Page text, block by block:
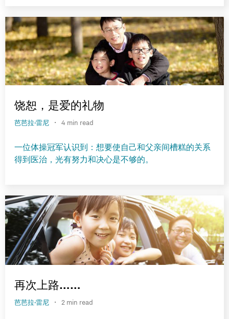
饶恕，是爱的礼物
芭芭拉·雷尼 · 4 min read
一位体操冠军认识到：想要使自己和父亲间槽糕的关系
得到医治，光有努力和决心是不够的。
再次上路……
芭芭拉·雷尼 · 2 min read